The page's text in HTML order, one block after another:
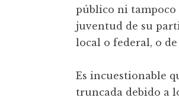
público ni tampoco
juventud de su
local o federal, o
Es incuestionable
truncada debido a